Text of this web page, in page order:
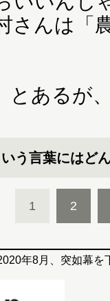
さんは「
あるが
いう言葉にはど
1 2
年8月、突如幕を